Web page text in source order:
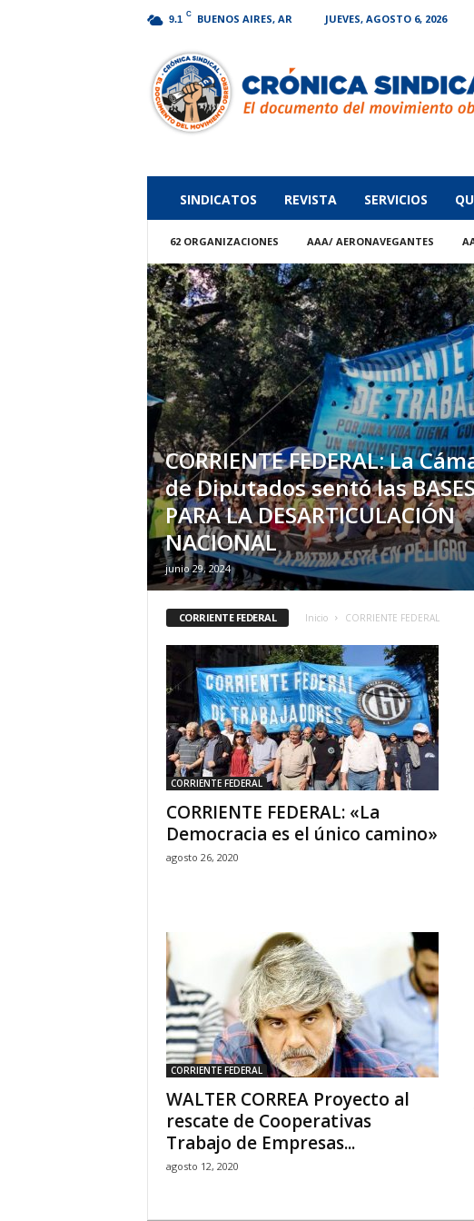
9.1 C BUENOS AIRES, AR JUEVES, AGOSTO 6, 2026
Sindical
SINDICATOS REVISTA SERVICIOS
62 ORGANIZACIONES AAA/ AERONAVEGANTES
CORRIENTE FEDERAL: La
de Diputados sentó las
PARA LA DESARTICULACIÓN
NACIONAL
junio 29, 2024
CORRIENTE FEDERAL Inicio CORRIENTE FEDERAL
CORRIENTE FEDERAL
CORRIENTE FEDERAL: «La
Democracia es el único camino»
agosto 26, 2020
CORRIENTE FEDERAL
WALTER CORREA Proyecto al
rescate de Cooperativas
Trabajo de Empresas...
agosto 12, 2020